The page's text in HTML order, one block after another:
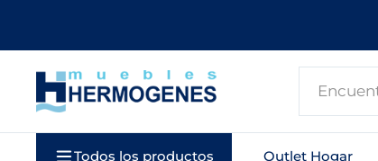
contenido
Todos los productos Outlet Hogar